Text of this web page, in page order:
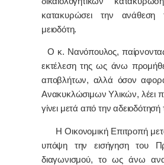
κατακυρώσει την ανάθεση
μειοδότη.
Ο κ. Νανόπουλος,
εκτέλεση της ως άνω
αποβλήτων, αλλά όσον
Ανακυκλώσιμων Υλικών, λέει
γίνει μετά από την αδειοδότησή
Η Οικονομική Επιτροπή
υπόψη την εισήγηση του
διαγωνισμού, το ως άνω